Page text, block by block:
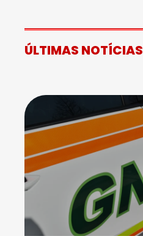
ÚLTIMAS NOTÍCIAS